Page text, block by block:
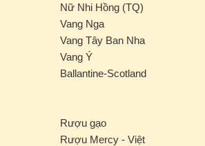
Nữ Nhi Hồng (TQ)
Vang Nga
Vang Tây Ban Nha
Vang Ý
Ballantine-Scotland
Rượu gạo
Rượu Mercy - Việt